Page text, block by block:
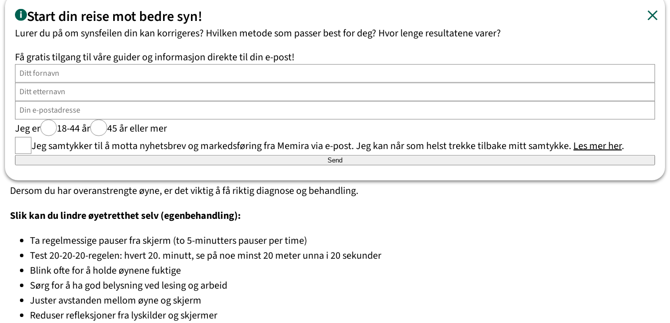
behandling.
Trette øyne – sykdom eller midlertidig plage?
Øyetretthet er i de fleste tilfeller ikke en sykdom, men et tegn på at øynene er overanstrengte. Men om plagene er vedvarende, påvirker hverdagen eller
kommer sammen med andre symptomer som smerte, dobbeltsyn eller hodepine, bør du la en øyelege undersøke deg for å utelukke andre tilstander.
I visse tilfeller kan trette øyne henge sammen med underliggende problemer som krever behandling, for eksempel ukorrigerte synsfeil, samsynsproblemer
eller tørre øyne.
Behandling av trøtte og overanstrengte øyne
Dersom du har overanstrengte øyne, er det viktig å få riktig diagnose og behandling.
Slik kan du lindre øyetretthet selv (egenbehandling):
Ta regelmessige pauser fra skjerm (to 5-minutters pauser per time)
Test 20-20-20-regelen: hvert 20. minutt, se på noe minst 20 meter unna i 20 sekunder
Blink ofte for å holde øynene fuktige
Sørg for å ha god belysning ved lesing og arbeid
Juster avstanden mellom øyne og skjerm
Reduser refleksjoner fra lyskilder og skjermer
Start din reise mot bedre syn!
Lurer du på om synsfeilen din kan korrigeres? Hvilken metode som passer best for deg? Hvor lenge resultatene varer?
Få gratis tilgang til våre guider og informasjon direkte til din e-post!
Jeg er 18-44 år
45 år eller mer
Jeg samtykker til å motta nyhetsbrev og markedsføring fra Memira via e-post. Jeg kan når som helst trekke tilbake mitt samtykke.Les mer her.
Send